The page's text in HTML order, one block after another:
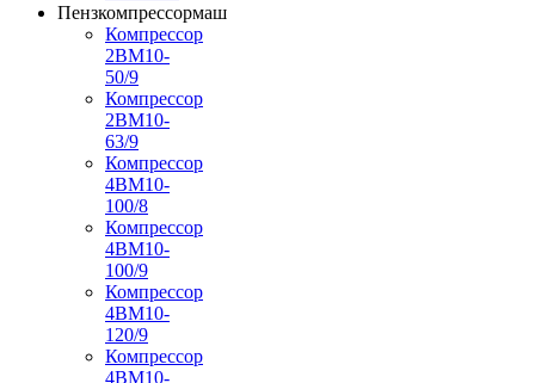
Пензкомпрессормаш
Компрессор
2ВМ10-
50/9
Компрессор
2ВМ10-
63/9
Компрессор
4ВМ10-
100/8
Компрессор
4ВМ10-
100/9
Компрессор
4ВМ10-
120/9
Компрессор
4ВМ10-